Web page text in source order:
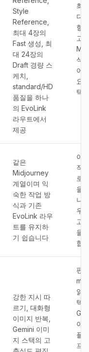
Style
Reference,
최대 4장의
Fast 생성, 최
대 24장의
Draft 경량 스
케치,
standard/HD
품질을 하나
의 EvoLink
라우트에서
제공
최
다
향
고
식
어
요
택
같은
Midjourney
계열이며 익
숙한 작업 방
식과 기존
EvoLink 라우
트를 유지하
기 쉽습니다
이
작
로
을
나
우
고
을
합
강한 지시 따
르기, 대화형
이미지 반복,
Gemini 이미
지 스택의 고
편
읽
텍
이
플
프